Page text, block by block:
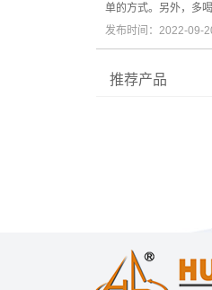
单的方式。另外，多
发布时间：2022-09-
推荐产品